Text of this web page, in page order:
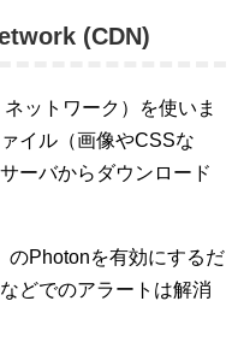
(CDN)
ットワーク）を使いま
イル（画像やCSSな
ーバからダウンロード
のPhotonを有効にするだ
どでのアラートは解消